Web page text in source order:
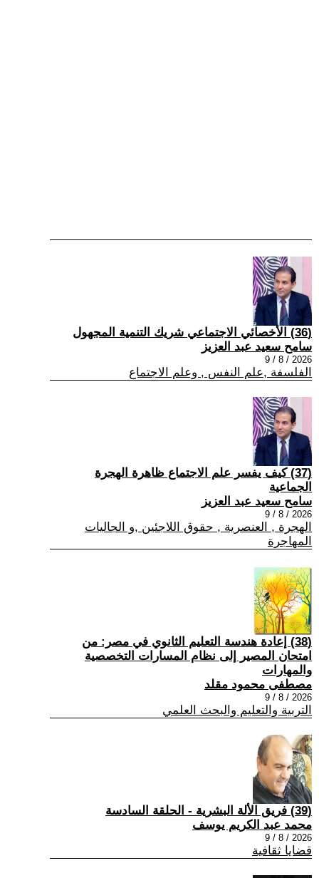
(36) الأخصائي الاجتماعي شريك التنمية المجهول
سامح سعيد عبد العزيز
2026 / 8 / 9
الفلسفة ,علم النفس , وعلم الاجتماع
(37) كيف يفسر علم الاجتماع ظاهرة الهجرة
الجماعية
سامح سعيد عبد العزيز
2026 / 8 / 9
الهجرة , العنصرية , حقوق اللاجئين ,و الجاليات
المهاجرة
(38) إعادة هندسة التعليم الثانوي في مصر: من
امتحان المصير إلى نظام المسارات التخصصية
والمهارات
مصطفى محمود مقلد
2026 / 8 / 9
التربية والتعليم والبحث العلمي
(39) فريق الألة البشرية - الحلقة السادسة
محمد عبد الكريم يوسف
2026 / 8 / 9
قضايا ثقافية